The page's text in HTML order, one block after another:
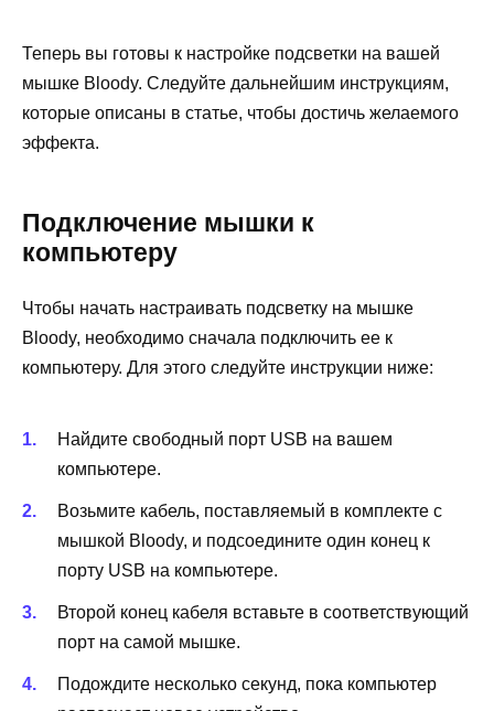
Теперь вы готовы к настройке подсветки на вашей
мышке Bloody. Следуйте дальнейшим инструкциям,
которые описаны в статье, чтобы достичь желаемого
эффекта.
Подключение мышки к
компьютеру
Чтобы начать настраивать подсветку на мышке
Bloody, необходимо сначала подключить ее к
компьютеру. Для этого следуйте инструкции ниже:
Найдите свободный порт USB на вашем
компьютере.
Возьмите кабель, поставляемый в комплекте с
мышкой Bloody, и подсоедините один конец к
порту USB на компьютере.
Второй конец кабеля вставьте в соответствующий
порт на самой мышке.
Подождите несколько секунд, пока компьютер